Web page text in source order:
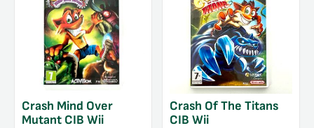
Crash Mind Over
Mutant CIB Wii
Crash Of The Titans
CIB Wii